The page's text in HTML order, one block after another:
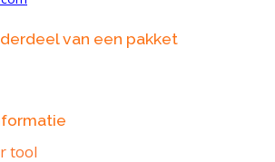
van een pakket
tool